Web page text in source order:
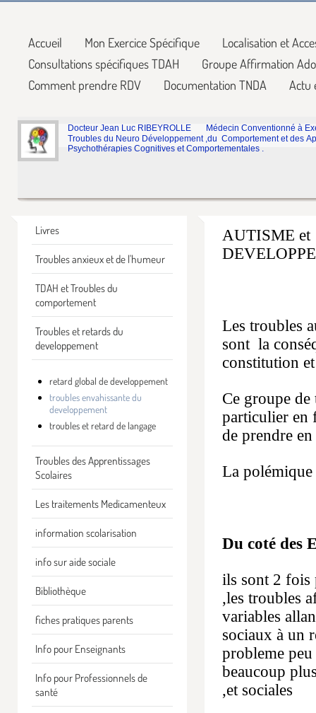
Accueil Mon Exercice Spécifique
Localisation et
Consultations spécifiques TDAH
Groupe Affirmation
Comment prendre RDV
Documentation TNDA Actu
Docteur Jean Luc RIBEYROLLE Médecin Conventionné à
Troubles du Neuro Développement ,du Comportement et des
Psychothérapies Cognitives et Comportementales .
Livres
Troubles anxieux et de l'humeur
TDAH et Troubles du
comportement
Troubles et retards du
developpement
retard global de developpement
troubles envahissante du
developpement
troubles et retard de langage
Troubles des Apprentissages
Scolaires
Les traitements Medicamenteux
information scolarisation
info sur aide sociale
Bibliothèque
fiches pratiques parents
Info pour Enseignants
Info pour Professionnels de
santé
AUTISME
Les troubles
sont la
constitution
Ce groupe de
particulier en
de prendre
La polémique
Du coté des
ils sont 2 fois
,les troubles
variables
sociaux à un
probleme
beaucoup
,et sociales